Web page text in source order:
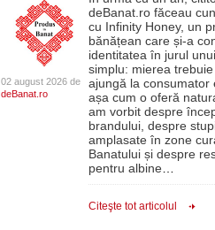
02 august 2026 de
deBanat.ro
deBanat.ro făceau
cu Infinity Honey, un
bănățean care și-a
identitatea în jurul
simplu: mierea trebuie
ajungă la consumator
așa cum o oferă
am vorbit despre
brandului, despre
amplasate în zone
Banatului și despre
pentru albine
Citeşte tot articolul